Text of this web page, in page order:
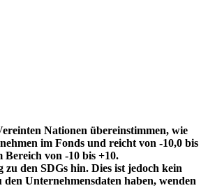
Nationen übereinstimmen, wie
im Fonds und reicht von -10,0 bis
Bereich von -10 bis +10.
den SDGs hin. Dies ist jedoch kein
Unternehmensdaten haben, wenden